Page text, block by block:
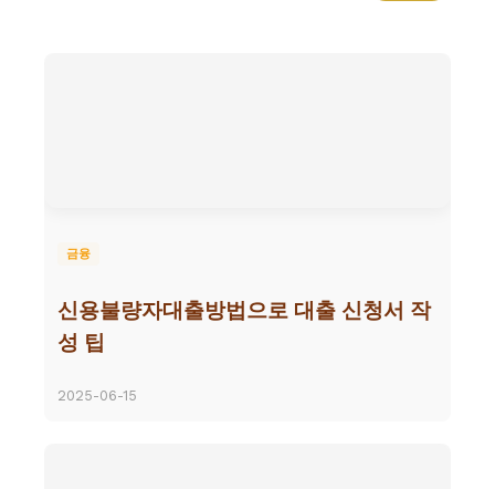
금융
신용불량자대출방법으로 대출 신청서 작
성 팁
2025-06-15